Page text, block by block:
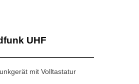
UHF
mit Volltastatur